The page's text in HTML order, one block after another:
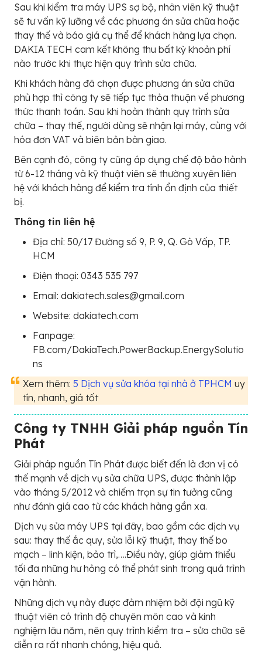
Sau khi kiểm tra máy UPS sợ bộ, nhân viên kỹ thuật
sẽ tư vấn kỹ lưỡng về các phương án sửa chữa hoặc
thay thế và báo giá cụ thể để khách hàng lựa chọn.
DAKIA TECH cam kết không thu bất kỳ khoản phí
nào trước khi thực hiện quy trình sửa chữa.
Khi khách hàng đã chọn được phương án sửa chữa
phù hợp thì công ty sẽ tiếp tục thỏa thuận về phương
thức thanh toán. Sau khi hoàn thành quy trình sửa
chữa – thay thế, người dùng sẽ nhận lại máy, cùng với
hóa đơn VAT và biên bản bàn giao.
Bên cạnh đó, công ty cũng áp dụng chế độ bảo hành
từ 6-12 tháng và kỹ thuật viên sẽ thường xuyên liên
hệ với khách hàng để kiểm tra tính ổn định của thiết
bị.
Thông tin liên hệ
Địa chỉ: 50/17 Đường số 9, P. 9, Q. Gò Vấp, TP.
HCM
Điện thoại: 0343 535 797
Email: dakiatech.sales@gmail.com
Website: dakiatech.com
Fanpage:
FB.com/DakiaTech.PowerBackup.EnergySolutio
ns
Xem thêm: 5 Dịch vụ sửa khóa tại nhà ở TPHCM uy
tín, nhanh, giá tốt
Công ty TNHH Giải pháp nguồn Tín
Phát
Giải pháp nguồn Tín Phát được biết đến là đơn vị có
thế mạnh về dịch vụ sửa chữa UPS, được thành lập
vào tháng 5/2012 và chiếm trọn sự tin tưởng cũng
như đánh giá cao từ các khách hàng gần xa.
Dịch vụ sửa máy UPS tại đây, bao gồm các dịch vụ
sau: thay thế ắc quy, sửa lỗi kỹ thuật, thay thế bo
mạch – linh kiện, bảo trì,….Điều này, giúp giảm thiểu
tối đa những hư hỏng có thể phát sinh trong quá trình
vận hành.
Những dịch vụ này được đảm nhiệm bởi đội ngũ kỹ
thuật viên có trình độ chuyên môn cao và kinh
nghiệm lâu năm, nên quy trình kiểm tra – sửa chữa sẽ
diễn ra rất nhanh chóng, hiệu quả.